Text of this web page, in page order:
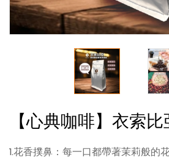
【心典咖啡】衣索比
1.花香撲鼻：每一口都帶著茉莉般的